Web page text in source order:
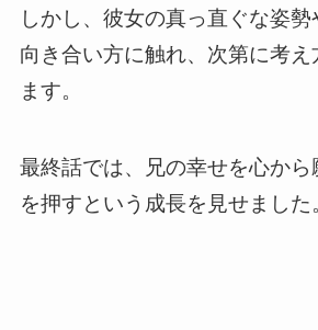
しかし、彼女の真っ直ぐな姿
向き合い方に触れ、次第に考え
ます。
最終話では、兄の幸せを心から
を押すという成長を見せました